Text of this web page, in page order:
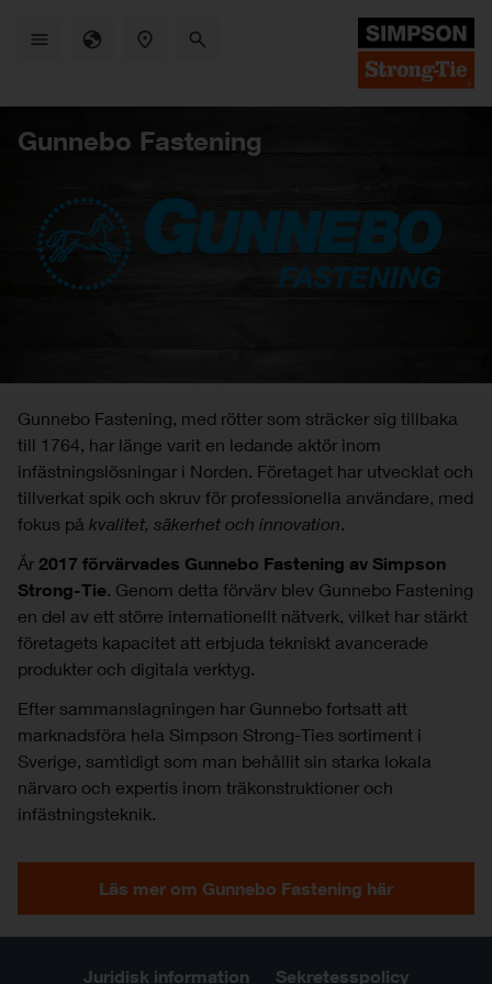
Gunnebo Fastening
Gunnebo Fastening, med rötter som sträcker sig tillbaka
till 1764, har länge varit en ledande aktör inom
infästningslösningar i Norden. Företaget har utvecklat och
tillverkat spik och skruv för professionella användare, med
fokus på kvalitet, säkerhet och innovation.
År 2017 förvärvades Gunnebo Fastening av Simpson
Strong-Tie. Genom detta förvärv blev Gunnebo Fastening
en del av ett större internationellt nätverk, vilket har stärkt
företagets kapacitet att erbjuda tekniskt avancerade
produkter och digitala verktyg.
Efter sammanslagningen har Gunnebo fortsatt att
marknadsföra hela Simpson Strong-Ties sortiment i
Sverige, samtidigt som man behållit sin starka lokala
närvaro och expertis inom träkonstruktioner och
infästningsteknik.
Läs mer om Gunnebo Fastening här
Juridisk information Sekretesspolicy